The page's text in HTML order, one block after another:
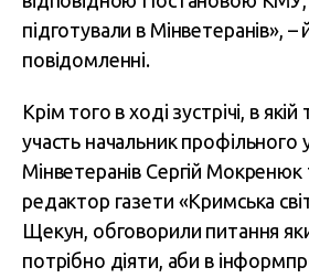
підготували в Мінветеранів», –
повідомленні.
Крім того в ході зустрічі, в
участь начальник профільного
Мінветеранів Сергій Мокренюк
редактор газети «Кримська
Щекун, обговорили питання
потрібно діяти, аби в